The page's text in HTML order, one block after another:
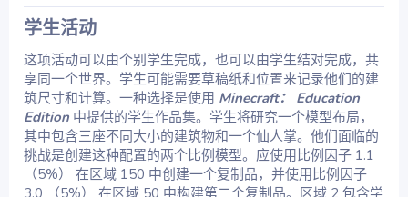
学生活动​
这项活动可以由个别学生完成，也可以由学生结对完成，共
享同一个世界。学生可能需要草稿纸和位置来记录他们的建
筑尺寸和计算。一种选择是使用 Minecraft： Education
Edition 中提供的学生作品集。学生将研究一个模型布局，
其中包含三座不同大小的建筑物和一个仙人掌。他们面临的
挑战是创建这种配置的两个比例模型。应使用比例因子 1.1
（5%） 在区域 150 中创建一个复制品，并使用比例因子